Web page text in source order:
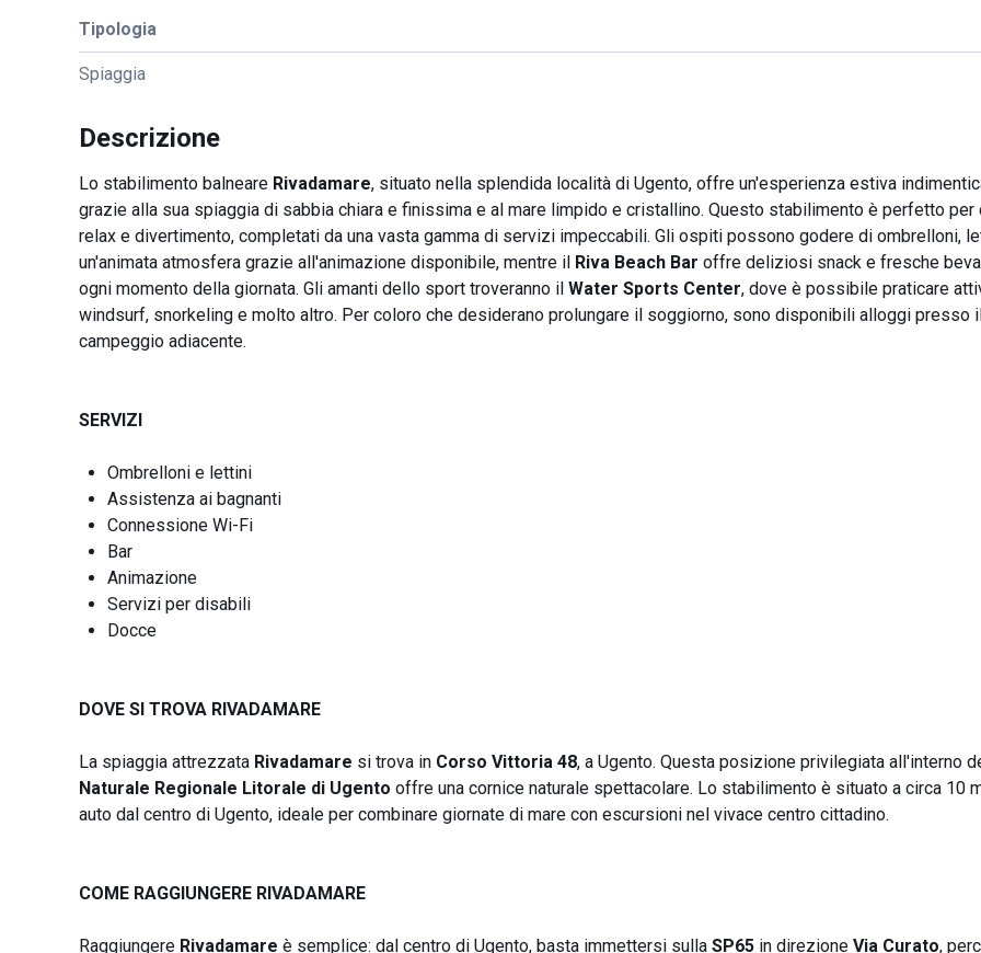
Tipologia
Spiaggia
Descrizione
Lo stabilimento balneare Rivadamare, situato nella splendida località di Ugento, offre un'esperienza estiva
grazie alla sua spiaggia di sabbia chiara e finissima e al mare limpido e cristallino. Questo stabilimento è perfetto per
relax e divertimento, completati da una vasta gamma di servizi impeccabili. Gli ospiti possono godere di ombrelloni,
un'animata atmosfera grazie all'animazione disponibile, mentre il Riva Beach Bar offre deliziosi snack e fresche
ogni momento della giornata. Gli amanti dello sport troveranno il Water Sports Center, dove è possibile praticare
windsurf, snorkeling e molto altro. Per coloro che desiderano prolungare il soggiorno, sono disponibili alloggi presso
campeggio adiacente.
SERVIZI
Ombrelloni e lettini
Assistenza ai bagnanti
Connessione Wi-Fi
Bar
Animazione
Servizi per disabili
Docce
DOVE SI TROVA RIVADAMARE
La spiaggia attrezzata Rivadamare si trova in Corso Vittoria 48, a Ugento. Questa posizione privilegiata all'interno
Naturale Regionale Litorale di Ugento offre una cornice naturale spettacolare. Lo stabilimento è situato a circa 10
auto dal centro di Ugento, ideale per combinare giornate di mare con escursioni nel vivace centro cittadino.
COME RAGGIUNGERE RIVADAMARE
Raggiungere Rivadamare è semplice: dal centro di Ugento, basta immettersi sulla SP65 in direzione Via Curato,